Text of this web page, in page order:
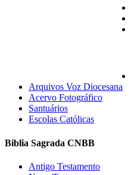
Arquivos Voz Diocesana
Acervo Fotográfico
Santuários
Escolas Católicas
Biblia Sagrada CNBB
Antigo Testamento